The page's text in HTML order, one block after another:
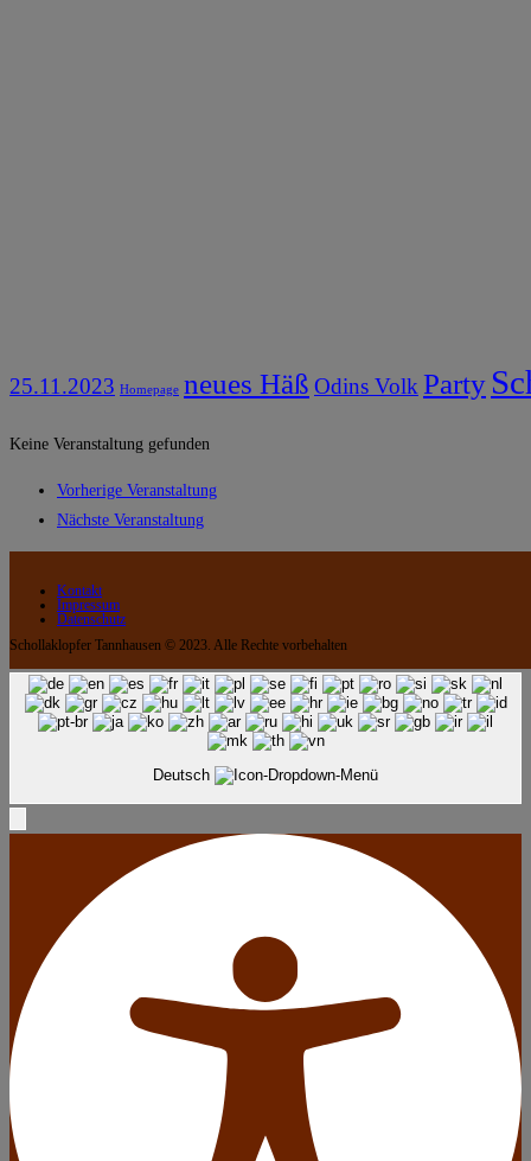
25.11.2023 Homepage neues Häß Odins Volk Party
Keine Veranstaltung gefunden
Vorherige Veranstaltung
Nächste Veranstaltung
Kontakt
Impressum
Datenschutz
Schollaklopfer Tannhausen © 2023. Alle Rechte vorbehalten
Deutsch